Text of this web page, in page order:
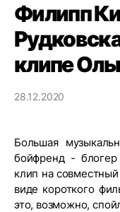
Филипп
клипе
28.12.2020
Большая
бойфренд - блогер
клип на
виде короткого
это, возможно,